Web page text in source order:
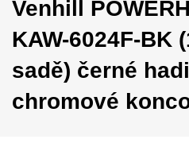
Venhill
KAW-6024F-BK
sadě) černé
chromové